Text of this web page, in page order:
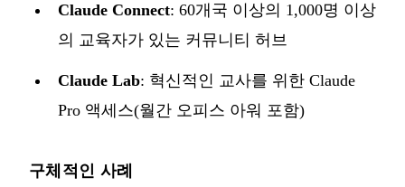
Claude Connect: 60개국 이상의 1,000명 이상
의 교육자가 있는 커뮤니티 허브
Claude Lab: 혁신적인 교사를 위한 Claude
Pro 액세스(월간 오피스 아워 포함)
구체적인 사례